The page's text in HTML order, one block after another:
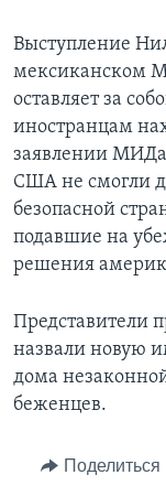
Выступление
мексиканском
оставляет за
иностранцам
заявлении МИДа
США не смогли
безопасной
подавшие на
решения
Представители
назвали новую
дома
беженцев.
Поделиться